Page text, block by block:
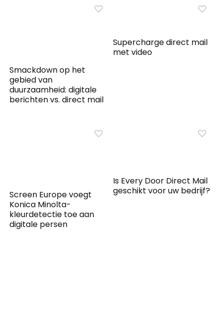
Smackdown op het
gebied van
duurzaamheid: digitale
berichten vs. direct mail
Supercharge direct mail
met video
Screen Europe voegt
Konica Minolta-
kleurdetectie toe aan
digitale persen
Is Every Door Direct Mail
geschikt voor uw bedrijf?